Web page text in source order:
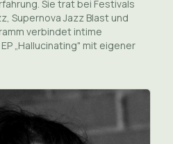
Sie trat bei Festivals
Supernova Jazz Blast und
verbindet intime
„Hallucinating" mit eigener